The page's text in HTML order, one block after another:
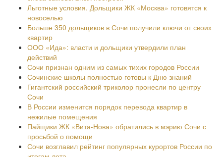
Льготные условия. Дольщики ЖК «Москва» готовятся к
новоселью
Больше 350 дольщиков в Сочи получили ключи от своих
квартир
ООО «Ида»: власти и дольщики утвердили план
действий
Сочи признан одним из самых тихих городов России
Сочинские школы полностью готовы к Дню знаний
Гигантский российский триколор пронесли по центру
Сочи
В России изменится порядок перевода квартир в
нежилые помещения
Пайщики ЖК «Вита-Нова» обратились в мэрию Сочи с
просьбой о помощи
Сочи возглавил рейтинг популярных курортов России по